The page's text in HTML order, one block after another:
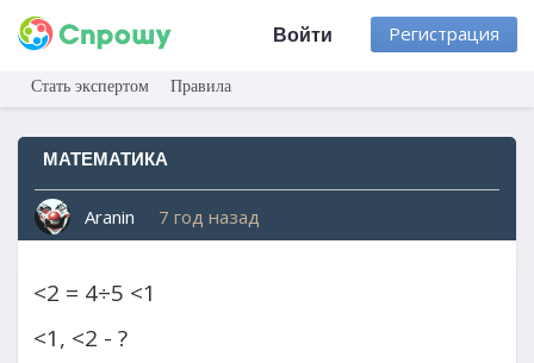
Регистрация
Войти
Стать экспертом Правила
МАТЕМАТИКА
Aranin 7 год назад
<2 = 4÷5 <1
<1, <2 - ?